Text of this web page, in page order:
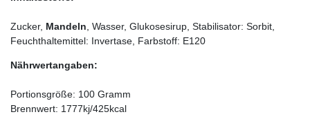
Zucker, Mandeln, Wasser, Glukosesirup, Stabilisator: Sorbit,
Feuchthaltemittel: Invertase, Farbstoff: E120
Nährwertangaben:
Portionsgröße: 100 Gramm
Brennwert: 1777kj/425kcal